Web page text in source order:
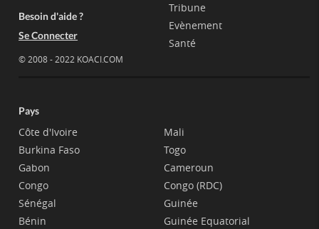
Besoin d'aide ?
Se Connecter
© 2008 - 2022 KOACI.COM
Tribune
Evènement
Santé
Pays
Côte d'Ivoire
Burkina Faso
Gabon
Congo
Sénégal
Bénin
Mali
Togo
Cameroun
Congo (RDC)
Guinée
Guinée Equatorial